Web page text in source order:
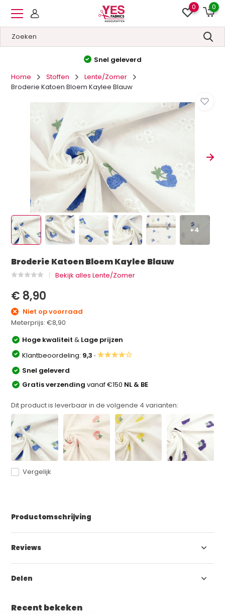
0 0
Home
Stoffen
Lente/Zomer
Broderie Katoen Bloem Kaylee Blauw
+4
Broderie Katoen Bloem Kaylee Blauw
Bekijk alles Lente/Zomer
€ 8,90
Niet op voorraad
Meterprijs:€8,90
Hoge kwaliteit& Lage prijzen
Klantbeoordeling: 9,3 ·★★★★☆
Snel geleverd
Gratis verzendingvanaf €150 NL & BE
Dit product is leverbaar in de volgende 4 varianten:
Vergelijk
Productomschrijving
Reviews
Delen
Recent bekeken